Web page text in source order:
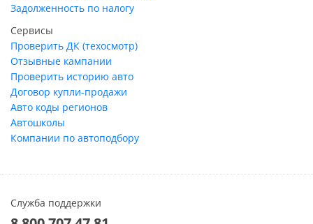
Задолженность по налогу
Сервисы
Проверить ДК (техосмотр)
Отзывные кампании
Проверить историю авто
Договор купли-продажи
Авто коды регионов
Автошколы
Компании по автоподбору
Служба поддержки